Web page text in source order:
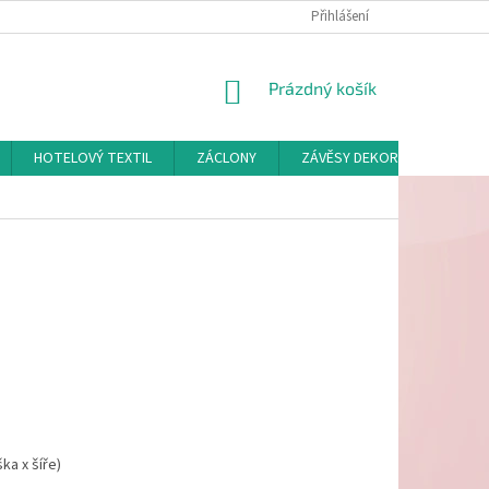
Přihlášení
NÁKUPNÍ
Prázdný košík
HOTELOVÝ TEXTIL ZÁCLONY
ZÁVĚSY DEKORAČNÍ A
x šíře)